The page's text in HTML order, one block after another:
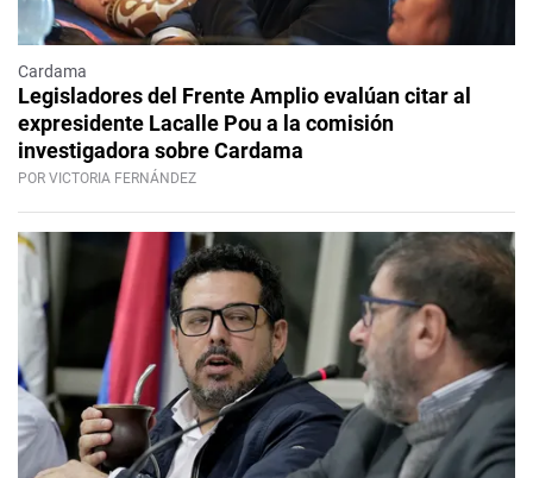
Cardama
Legisladores del Frente Amplio evalúan citar al
expresidente Lacalle Pou a la comisión
investigadora sobre Cardama
POR VICTORIA FERNÁNDEZ